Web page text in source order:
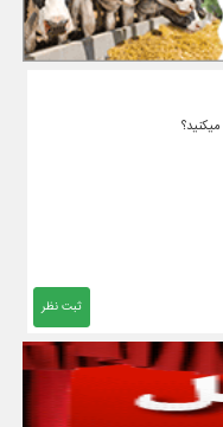
میکنید؟
ثبت نظر